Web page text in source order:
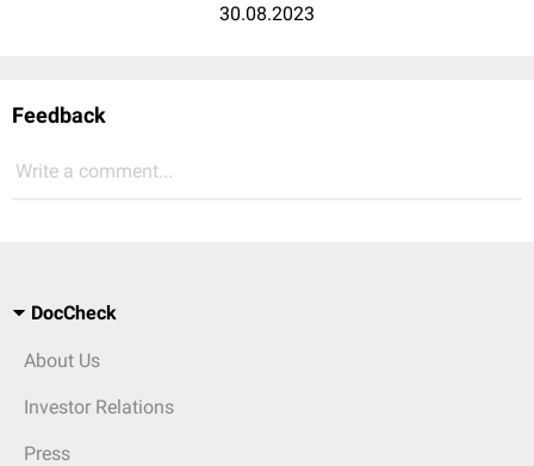
30.08.2023
Feedback
Write a comment...
DocCheck
About Us
Investor Relations
Press